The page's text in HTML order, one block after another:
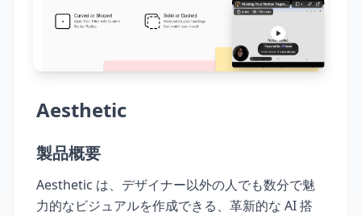
Aesthetic
製品概要
Aesthetic は、デザイナー以外の人でも数分で魅
力的なビジュアルを作成できる、革新的な AI 搭